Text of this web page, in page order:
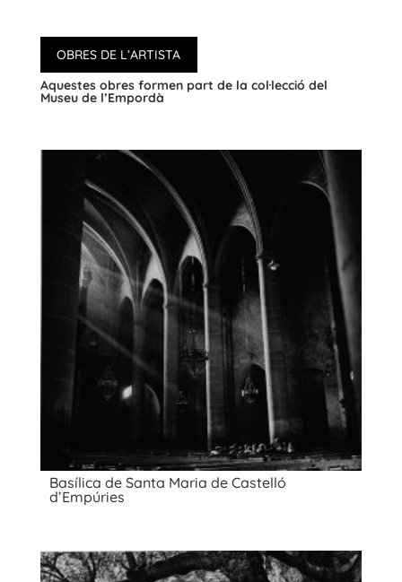
OBRES DE L’ARTISTA
Aquestes obres formen part de la col·lecció del
Museu de l’Empordà
Basílica de Santa Maria de Castelló
d’Empúries